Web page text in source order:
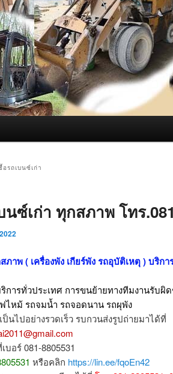
อรถเบนซ์เก่า
ซ์เก่า ทุกสภาพ โทร
าพ ( เครื่องพัง เกียร์พัง รถอุบัติเหตุ ) บริกา
การทั่วประเทศ การขนย้ายทางทีมงานรับผิ
ไหม้ รถจมน้ำ รถจอดนาน รถผุพัง
ป็นไปอย่างรวดเร็ว รบกวนส่งรูปถ่ายมาได้ที่
บอร์ 081-8805531
หรือคลิก https://lin.ee/fqoEn42